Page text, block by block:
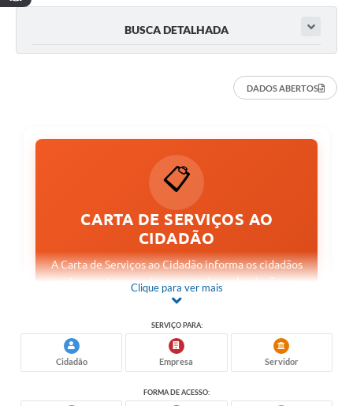
BUSCA DETALHADA
DADOS ABERTOS
📋
CARTA DE SERVIÇOS AO
CIDADÃO
A Carta de Serviços ao Cidadão informa os cidadãos
sobre quais os serviços prestados pelos órgãos e
entidades da Administração Municipal, como
compromissos de atendimento estabelecidos. A
partir da transparência, a Carta de Serviços se
apresenta como instrumento educativo e
elucidativo.
Clique para ver mais
SERVIÇO PARA:
Cidadão Empresa Servidor
FORMA DE ACESSO: